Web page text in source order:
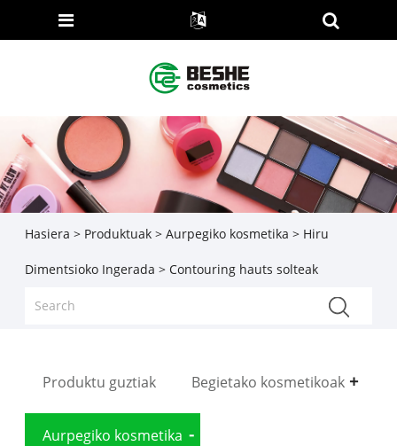
Hasiera > Produktuak> Aurpegiko kosmetika > Hiru
Dimentsioko Ingerada > Contouring hauts solteak
Produktu guztiak Begietako kosmetikoak
Aurpegiko kosmetika